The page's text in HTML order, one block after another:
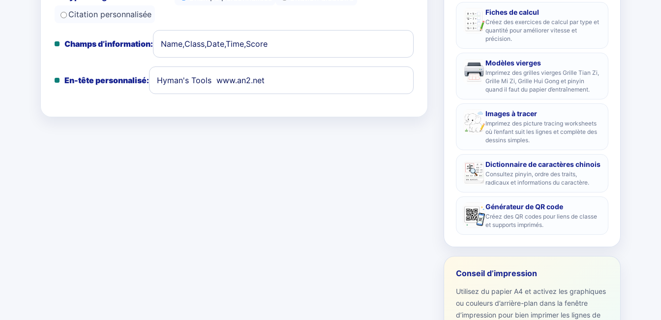
Citation personnalisée
Champs d’information:
En-tête personnalisé:
Fiches de calcul
Créez des exercices de calcul par type et
quantité pour améliorer vitesse et
précision.
Modèles vierges
Imprimez des grilles vierges Grille Tian Zi,
Grille Mi Zi, Grille Hui Gong et pinyin
quand il faut du papier d’entraînement.
Images à tracer
Imprimez des picture tracing worksheets
où l’enfant suit les lignes et complète des
dessins simples.
Dictionnaire de caractères chinois
Consultez pinyin, ordre des traits,
radicaux et informations du caractère.
Générateur de QR code
Créez des QR codes pour liens de classe
et supports imprimés.
Conseil d’impression
Utilisez du papier A4 et activez les graphiques
ou couleurs d’arrière-plan dans la fenêtre
d’impression pour bien imprimer les lignes de